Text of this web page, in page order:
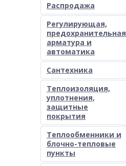
Распродажа
Регулирующая,
предохранительная
арматура и
автоматика
Сантехника
Теплоизоляция,
уплотнения,
защитные
покрытия
Теплообменники и
блочно-тепловые
пункты